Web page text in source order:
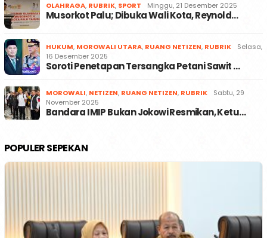
OLAHRAGA, RUBRIK, SPORT Minggu, 21 Desember 2025
Musorkot Palu; Dibuka Wali Kota, Reynold…
HUKUM, MOROWALI UTARA, RUANG NETIZEN, RUBRIK
Selasa,
16 Desember 2025
Soroti Penetapan Tersangka Petani Sawit …
MOROWALI, NETIZEN, RUANG NETIZEN, RUBRIK
Sabtu, 29
November 2025
Bandara IMIP Bukan Jokowi Resmikan, Ketu…
POPULER SEPEKAN